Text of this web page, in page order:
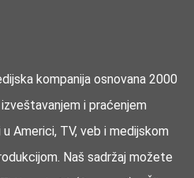
kompanija osnovana 2000
i praćenjem
Americi, TV, veb i medijskom
Naš sadržaj možete